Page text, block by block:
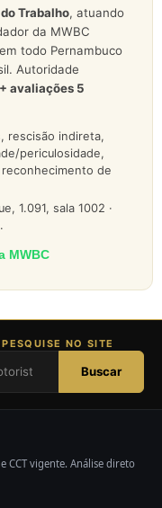
Trabalho, atuando
da MWBC
todo Pernambuco
Autoridade
+ avaliações 5
rescisão indireta,
periculosidade,
de
1.091, sala 1002 ·
MWBC
NO SITE
Buscar
CCT vigente. Análise direto